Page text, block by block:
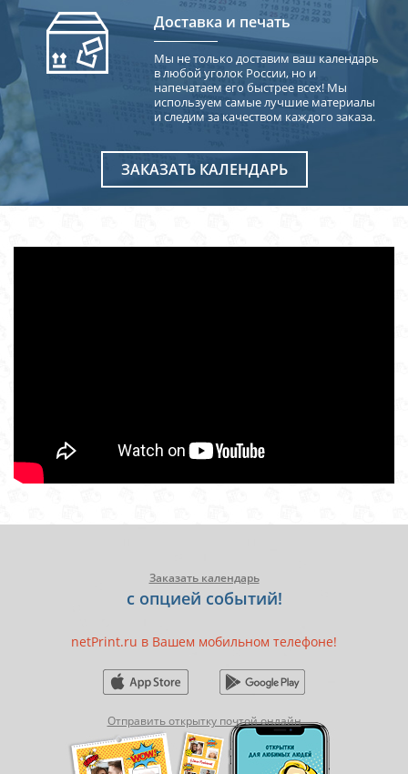
Доставка и печать
Мы не только доставим ваш календарь
в любой уголок России, но и
напечатаем его быстрее всех! Мы
используем самые лучшие материалы
и следим за качеством каждого заказа.
ЗАКАЗАТЬ КАЛЕНДАРЬ
Заказать календарь
с опцией событий!
netPrint.ru в Вашем мобильном телефоне!
Отправить открытку почтой онлайн